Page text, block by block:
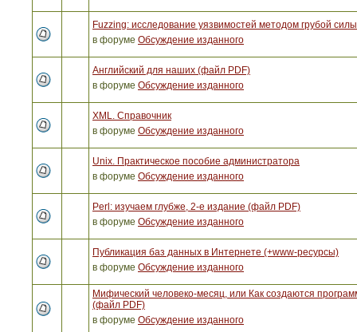
Fuzzing: исследование уязвимостей методом грубой
в форуме Обсуждение изданного
Английский для наших (файл PDF)
в форуме Обсуждение изданного
XML. Справочник
в форуме Обсуждение изданного
Unix. Практическое пособие администратора
в форуме Обсуждение изданного
Perl: изучаем глубже, 2-е издание (файл PDF)
в форуме Обсуждение изданного
Публикация баз данных в Интернете (+www-ресурсы)
в форуме Обсуждение изданного
Мифический человеко-месяц, или Как создаются
(файл PDF)
в форуме Обсуждение изданного